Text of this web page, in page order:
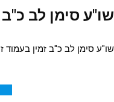
שו"ע סימן לב כ"ב
שו"ע סימן לב כ"ב זמין